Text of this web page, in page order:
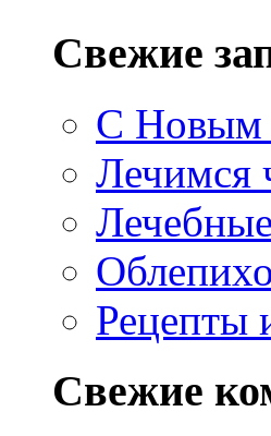
Свежие
С Новым
Лечимся
Рецепты
Свежие